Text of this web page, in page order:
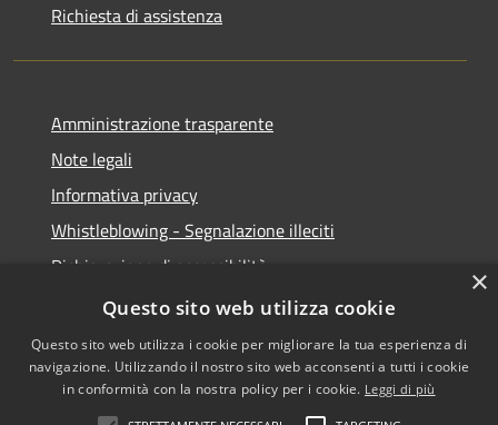
Richiesta di assistenza
Amministrazione trasparente
Note legali
Informativa privacy
Whistleblowing - Segnalazione illeciti
Dichiarazione di accessibilità
Obiettivi di acessibilità
Copyright © 2026 • Comune di
×
Questo sito web utilizza cookie
Questo sito web utilizza i cookie per migliorare la tua esperienza di
navigazione. Utilizzando il nostro sito web acconsenti a tutti i cookie
in conformità con la nostra policy per i cookie. Leggi di più